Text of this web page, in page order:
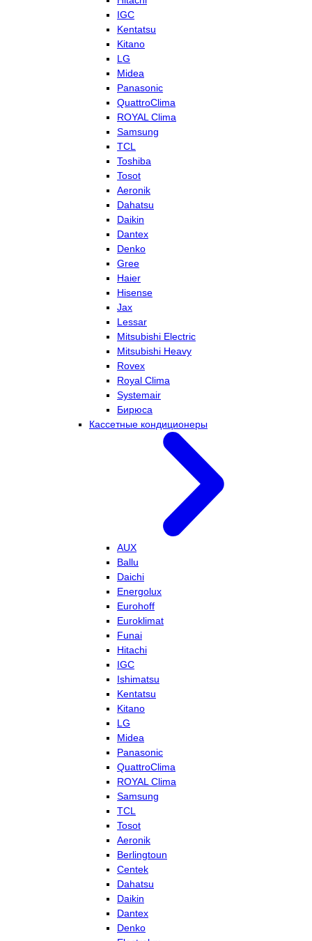
IGC
Kentatsu
Kitano
LG
Midea
Panasonic
QuattroClima
ROYAL Clima
Samsung
TCL
Toshiba
Tosot
Aeronik
Dahatsu
Daikin
Dantex
Denko
Gree
Haier
Hisense
Jax
Lessar
Mitsubishi Electric
Mitsubishi Heavy
Rovex
Royal Clima
Systemair
Бирюса
Кассетные кондиционеры
AUX
Ballu
Daichi
Energolux
Eurohoff
Euroklimat
Funai
Hitachi
IGC
Ishimatsu
Kentatsu
Kitano
LG
Midea
Panasonic
QuattroClima
ROYAL Clima
Samsung
TCL
Tosot
Aeronik
Berlingtoun
Centek
Dahatsu
Daikin
Dantex
Denko